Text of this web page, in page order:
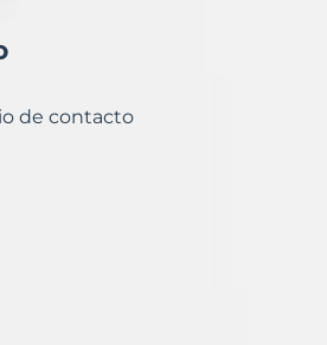
de contacto